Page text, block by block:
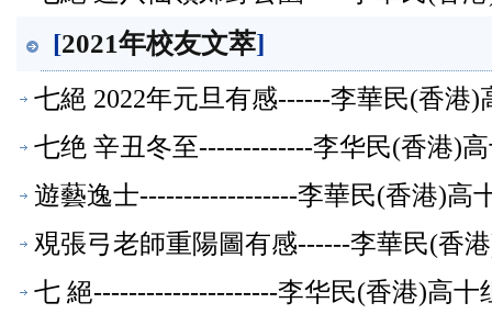
[2021年校友文萃]
七絕 2022年元旦有感------李華民(香港
七绝 辛丑冬至-------------李华民(香港)
遊藝逸士------------------李華民(香港)高
覌張弓老師重陽圖有感------李華民(香
七 絕---------------------李华民(香港)高十